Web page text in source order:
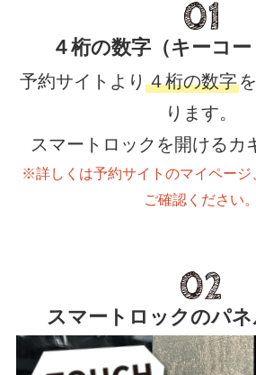
４桁の数字（キーコ
予約サイトより ４桁の数字
ります。
スマートロックを開けるカ
※詳しくは予約サイトのマイページ
ご確認ください。
スマートロックのパ